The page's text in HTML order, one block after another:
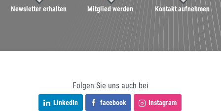
Newsletter erhalten Mitglied werden Kontakt aufnehmen
Folgen Sie uns auch bei
LinkedIn facebook Instagram